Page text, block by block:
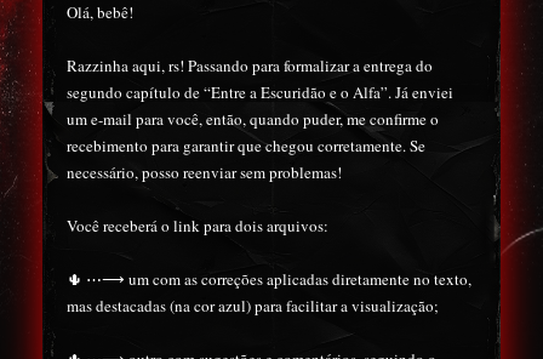
Olá, bebê!
Razzinha aqui, rs! Passando para formalizar a entrega do
segundo capítulo de “Entre a Escuridão e o Alfa”. Já enviei
um e-mail para você, então, quando puder, me confirme o
recebimento para garantir que chegou corretamente. Se
necessário, posso reenviar sem problemas!
Você receberá o link para dois arquivos:
🌵 ⋯⟶ um com as correções aplicadas diretamente no texto,
mas destacadas (na cor azul) para facilitar a visualização;